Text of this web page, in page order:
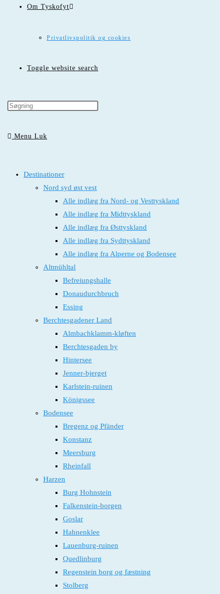
Om Tyskofyt
Privatlivspolitik og cookies
Toggle website search
Menu Luk
Destinationer
Nord syd øst vest
Alle indlæg fra Nord- og Vesttyskland
Alle indlæg fra Midttyskland
Alle indlæg fra Østtyskland
Alle indlæg fra Sydttyskland
Alle indlæg fra Alperne og Bodensee
Altmühltal
Befreiungshalle
Donaudurchbruch
Essing
Berchtesgadener Land
Almbachklamm-kløften
Berchtesgaden by
Hintersee
Jenner-bjerget
Karlstein-ruinen
Königssee
Bodensee
Bregenz og Pfänder
Konstanz
Meersburg
Rheinfall
Harzen
Burg Hohnstein
Falkenstein-borgen
Goslar
Hahnenklee
Lauenburg-ruinen
Quedlinburg
Regenstein borg og fæstning
Stolberg